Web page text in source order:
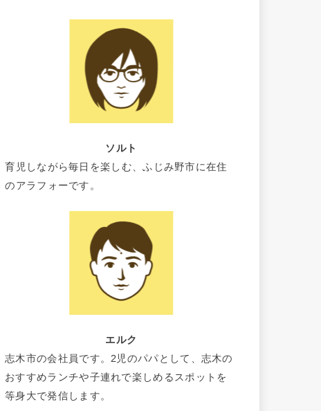
ソルト
育児しながら毎日を楽しむ、ふじみ野市に在住
のアラフォーです。
エルク
志木市の会社員です。2児のパパとして、志木の
おすすめランチや子連れで楽しめるスポットを
等身大で発信します。